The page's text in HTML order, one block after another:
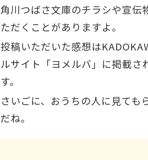
角川つばさ文庫のチラシや宣伝
ただくことがありますよ。
投稿いただいた感想は
ルサイト「ヨメルバ」に掲載さ
す。
さいごに、おうちの人に見ても
だね。